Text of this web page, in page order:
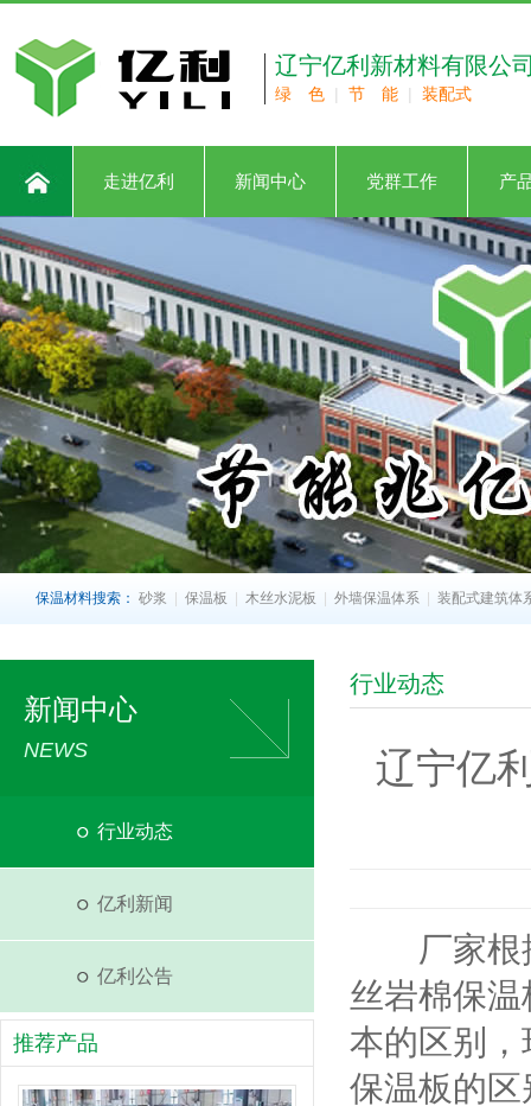
辽宁亿利新材料有限公
绿 色 | 节 能 | 装配式
走进亿利 新闻中心 党群工作 产
保温材料搜索： 砂浆 保温板 木丝水泥板 外墙保温体系 装配式建筑体
新闻中心
NEWS
行业动态
亿利新闻
亿利公告
推荐产品
行业动态
辽宁亿
厂家根据
丝岩棉保
本的区别
保温板的区